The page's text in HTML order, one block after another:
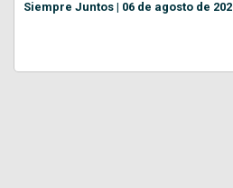
Siempre Juntos | 06 de agosto de